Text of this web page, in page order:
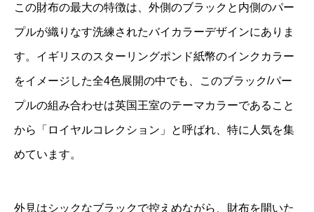
この財布の最大の特徴は、外側のブラックと内側のパー
プルが織りなす洗練されたバイカラーデザインにありま
す。イギリスのスターリングポンド紙幣のインクカラー
をイメージした全4色展開の中でも、このブラック/パー
プルの組み合わせは英国王室のテーマカラーであること
から「ロイヤルコレクション」と呼ばれ、特に人気を集
めています。
外見はシックなブラックで控えめながら、財布を開いた